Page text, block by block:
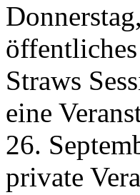
Straws
eine
26.
private